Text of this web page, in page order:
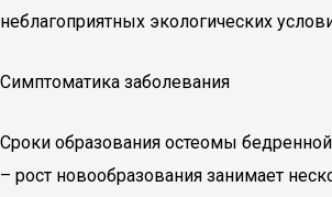
неблагоприятных экологических
Симптоматика заболевания
Сроки образования остеомы
– рост новообразования занимает